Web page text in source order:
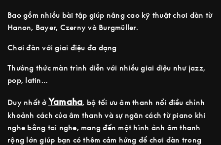
Bao gồm nhiều bài tập giúp nâng cao kỹ thuật chơi đàn từ
Hanon, Bayer, Czerny và Burgmüller.
Chơi đàn với giai điệu đa dạng
Thưởng thức màn trình diễn với nhiều giai điệu như jazz,
pop, latin…
Duy nhất ở Yamaha, bộ tối ưu âm thanh nổi điều chỉnh
khoảnh cách của âm thanh và sự ngăn cách từ piano khi
nghe bằng tai nghe, mang đến một hình ảnh âm thanh
rộng lớn giúp bạn có thêm cảm hứng để chơi đàn trong